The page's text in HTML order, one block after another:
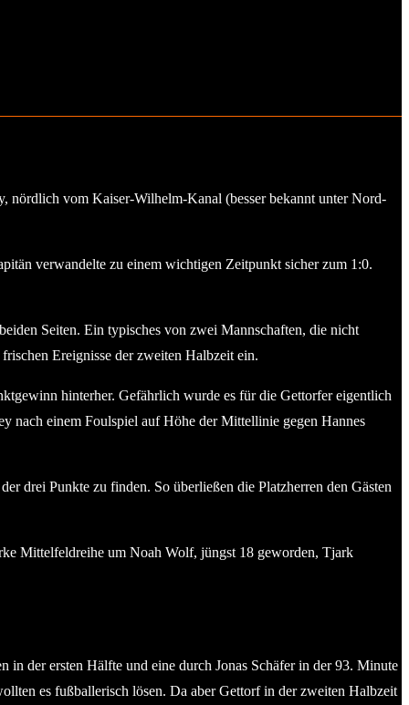
nördlich vom Kaiser-Wilhelm-Kanal (besser bekannt unter Nord-
verwandelte zu einem wichtigen Zeitpunkt sicher zum 1:0.
Seiten. Ein typisches von zwei Mannschaften, die nicht
Ereignisse der zweiten Halbzeit ein.
hinterher. Gefährlich wurde es für die Gettorfer eigentlich
nach einem Foulspiel auf Höhe der Mittellinie gegen Hannes
drei Punkte zu finden. So überließen die Platzherren den Gästen
Mittelfeldreihe um Noah Wolf, jüngst 18 geworden, Tjark
in der ersten Hälfte und eine durch Jonas Schäfer in der 93. Minute
es fußballerisch lösen. Da aber Gettorf in der zweiten Halbzeit